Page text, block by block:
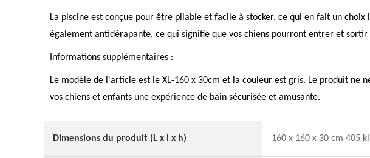
La piscine est conçue pour être pliable et facile à stocker, ce qui en fait un
également antidérapante, ce qui signifie que vos chiens pourront entrer et sortir
Informations supplémentaires :
Le modèle de l'article est le XL-160 x 30cm et la couleur est gris. Le produit ne
vos chiens et enfants une expérience de bain sécurisée et amusante.
Dimensions du produit (L x l x h) 160 x 160 x 30 cm 405